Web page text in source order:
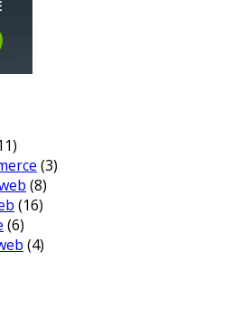
(3)
(8)
(16)
(6)
(4)